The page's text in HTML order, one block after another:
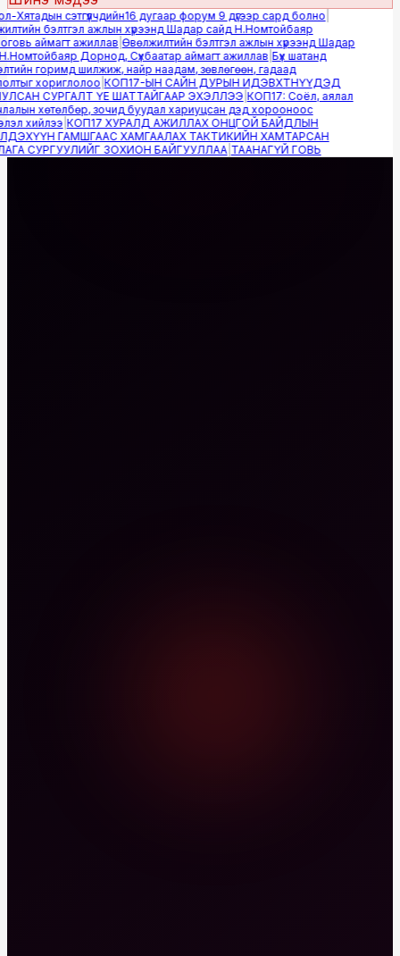
сэтгүүлчдийн16 дугаар форум 9 дүгээр сард болно|
бэлтгэл ажлын хүрээнд Шадар сайд Н.Номтойбаяр
аймагт ажиллав|Өвөлжилтийн бэлтгэл ажлын хүрээнд Шадар
Дорнод, Сүхбаатар аймагт ажиллав|Бүх шатанд
горимд шилжиж, найр наадам, зөвлөгөөн, гадаад
хориглолоо|КОП17-ЫН САЙН ДУРЫН ИДЭВХТНҮҮДЭД
СУРГАЛТ ҮЕ ШАТТАЙГААР ЭХЭЛЛЭЭ|КОП17: Соёл, аялал
хөтөлбөр, зочид буудал хариуцсан дэд хорооноос
хийлээ|КОП17 ХУРАЛД АЖИЛЛАХ ОНЦГОЙ БАЙДЛЫН
ГАМШГААС ХАМГААЛАХ ТАКТИКИЙН ХАМТАРСАН
СУРГУУЛИЙГ ЗОХИОН БАЙГУУЛЛАА|ТААНАГҮЙ ГОВЬ